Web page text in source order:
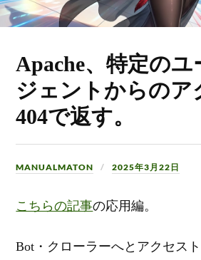
Apache、特定の
ジェントからのア
404で返す。
MANUALMATON 2025年3月22日
こちらの記事の応用編。
Bot・クローラーへとアクセス